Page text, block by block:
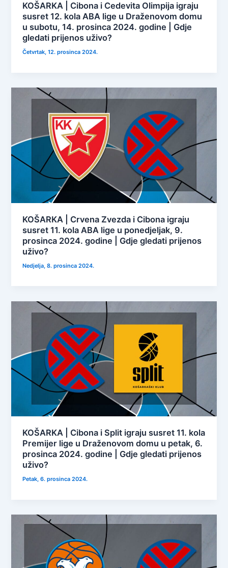
KOŠARKA | Cibona i Cedevita Olimpija igraju
susret 12. kola ABA lige u Draženovom domu
u subotu, 14. prosinca 2024. godine | Gdje
gledati prijenos uživo?
Četvrtak, 12. prosinca 2024.
KOŠARKA | Crvena Zvezda i Cibona igraju
susret 11. kola ABA lige u ponedjeljak, 9.
prosinca 2024. godine | Gdje gledati prijenos
uživo?
Nedjelja, 8. prosinca 2024.
KOŠARKA | Cibona i Split igraju susret 11. kola
Premijer lige u Draženovom domu u petak, 6.
prosinca 2024. godine | Gdje gledati prijenos
uživo?
Petak, 6. prosinca 2024.